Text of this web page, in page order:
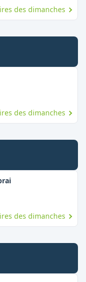
des dimanches
des dimanches
,
des dimanches